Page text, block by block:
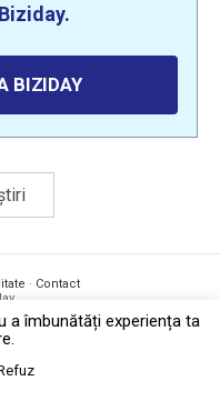
BIZIDAY
· Contact
îmbunătăți experiența ta